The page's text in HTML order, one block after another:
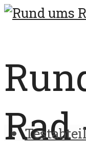
Rad